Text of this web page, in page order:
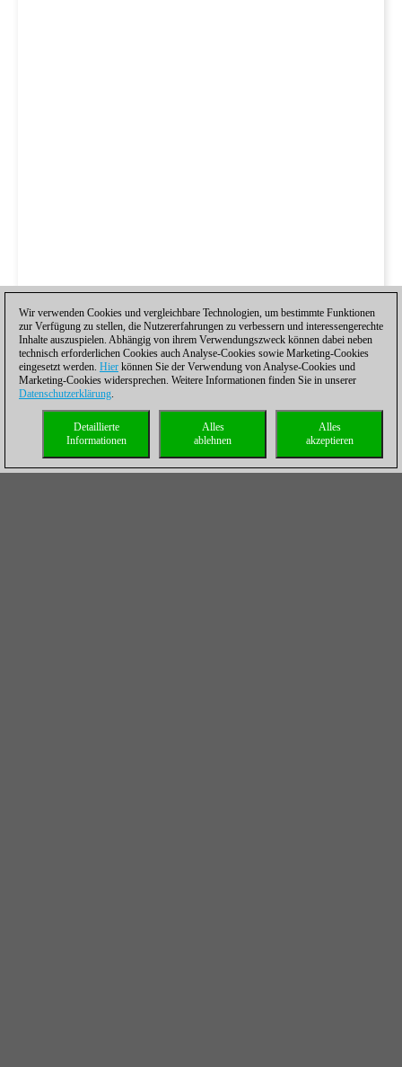
Wir verwenden Cookies und vergleichbare Technologien, um bestimmte Funktionen
zur Verfügung zu stellen, die Nutzererfahrungen zu verbessern und interessengerechte
Inhalte auszuspielen. Abhängig von ihrem Verwendungszweck können dabei neben
technisch erforderlichen Cookies auch Analyse-Cookies sowie Marketing-Cookies
eingesetzt werden. Hier können Sie der Verwendung von Analyse-Cookies und
Marketing-Cookies widersprechen. Weitere Informationen finden Sie in unserer
Datenschutzerklärung.
Alles
akzeptieren
Alles
ablehnen
Detaillierte
Informationen